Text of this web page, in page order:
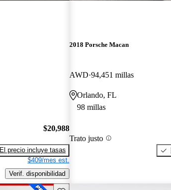
$20,988
El precio incluye tasas
$409/mes est.
Verif. disponibilidad
2018 Porsche Macan
AWD 94,451 millas
Orlando, FL
98 millas
Trato justo